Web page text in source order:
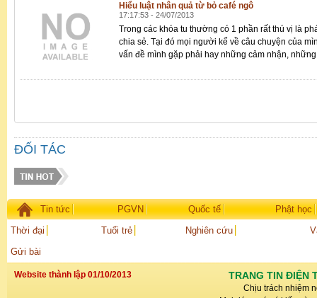
Hiểu luật nhân quả từ bỏ café ngô
17:17:53 - 24/07/2013
Trong các khóa tu thường có 1 phần rất thú vị là
chia sẻ. Tại đó mọi người kể về câu chuyện của
vấn đề mình gặp phải hay những cảm nhận,
ĐỐI TÁC
Tin tức PGVN Quốc tế
Phật học
Thời đại
Tuổi trẻ Nghiên cứu
Gửi bài
Website thành lập 01/10/2013 TRANG TIN ĐIỆN
Chịu trách nhiệm